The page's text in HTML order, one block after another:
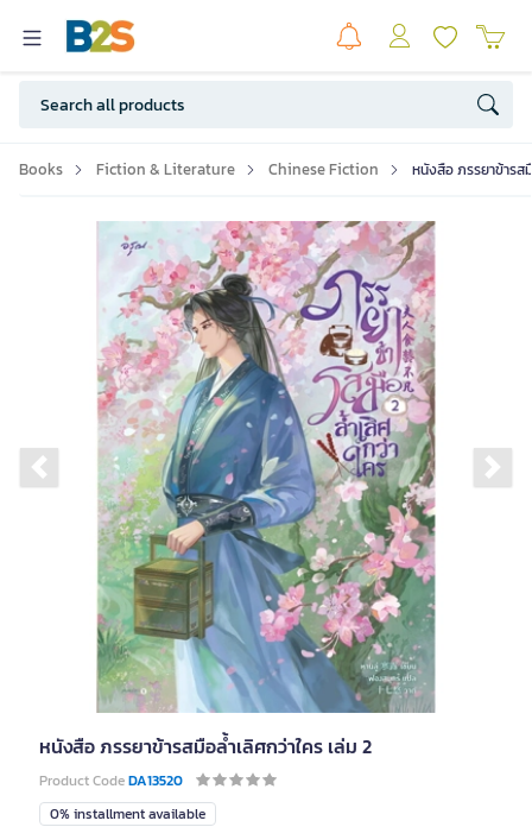
Books Fiction & Literature Chinese Fiction หนังสือ ภรรยาข้ารส
Previous slide
หนังสือ ภรรยาข้ารสมือล้ำเลิศกว่าใคร เล่ม 2
Product CodeDA13520
0% installment available